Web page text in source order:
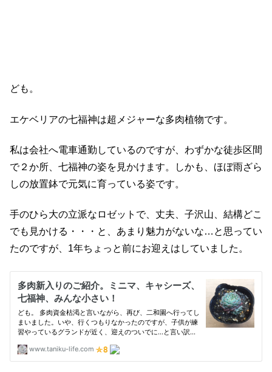
ども。
エケベリアの七福神は超メジャーな多肉植物です。
私は会社へ電車通勤しているのですが、わずかな徒歩区間
で２か所、七福神の姿を見かけます。しかも、ほぼ雨ざら
しの放置鉢で元気に育っている姿です。
手のひら大の立派なロゼットで、丈夫、子沢山、結構どこ
でも見かける・・・と、あまり魅力がないな…と思ってい
たのですが、1年ちょっと前にお迎えはしていました。